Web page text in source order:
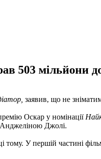
503
заявив, що не
Оскар у номінації
Анджеліною Джолі.
тому. У першій частині